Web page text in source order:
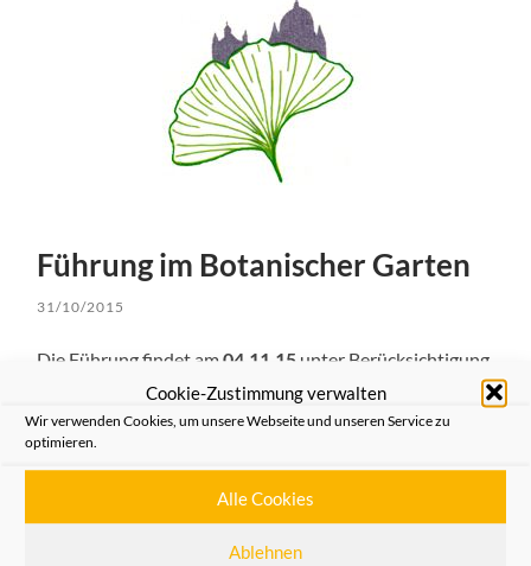
Cookie-Zustimmung verwalten
Wir verwenden Cookies, um unsere Webseite und unseren Service zu
optimieren.
Alle Cookies
Ablehnen
Führung im Botanischer Garten
31/10/2015
Die Führung findet am04.11.15 unter Berücksichtigung
der Pflanzen in der dunkleren Jahreszeit und
Ihrer Korrespondenz unter einander statt.